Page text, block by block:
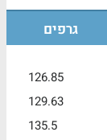
גרפים
126.85
129.63
135.5